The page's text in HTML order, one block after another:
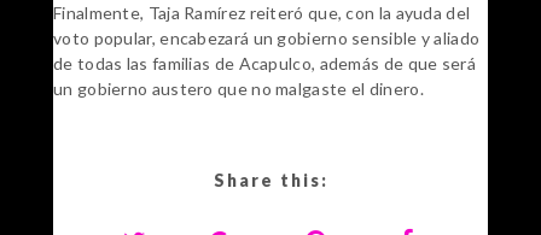
Finalmente, Taja Ramírez reiteró que, con la ayuda del
voto popular, encabezará un gobierno sensible y aliado
de todas las familias de Acapulco, además de que será
un gobierno austero que no malgaste el dinero.
Share this: